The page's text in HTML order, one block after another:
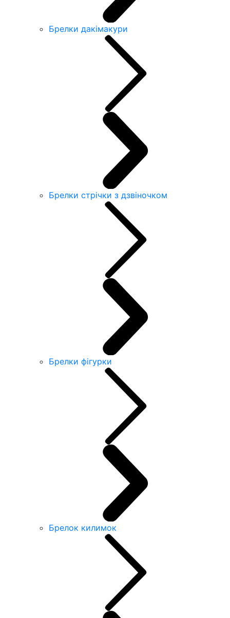
Брелки дакімакури
Брелки стрічки з дзвіночком
Брелки фігурки
Брелок килимок